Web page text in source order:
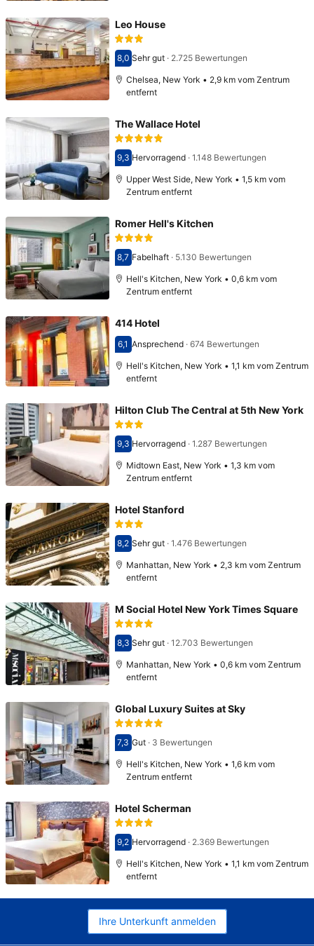
Leo House
Bewertet mit 8,0
8,0 Sehr gut· 2.725 Bewertungen
Chelsea, New York • 2,9 km vom Zentrum
entfernt
The Wallace Hotel
Bewertet mit 9,3
9,3 Hervorragend· 1.148 Bewertungen
Upper West Side, New York • 1,5 km vom
Zentrum entfernt
Romer Hell's Kitchen
Bewertet mit 8,7
8,7 Fabelhaft· 5.130 Bewertungen
Hell's Kitchen, New York • 0,6 km vom
Zentrum entfernt
414 Hotel
Bewertet mit 6,1
6,1 Ansprechend· 674 Bewertungen
Hell's Kitchen, New York • 1,1 km vom Zentrum
entfernt
Hilton Club The Central at 5th New York
Bewertet mit 9,3
9,3 Hervorragend· 1.287 Bewertungen
Midtown East, New York • 1,3 km vom
Zentrum entfernt
Hotel Stanford
Bewertet mit 8,2
8,2 Sehr gut· 1.476 Bewertungen
Manhattan, New York • 2,3 km vom Zentrum
entfernt
M Social Hotel New York Times Square
Bewertet mit 8,3
8,3 Sehr gut· 12.703 Bewertungen
Manhattan, New York • 0,6 km vom Zentrum
entfernt
Global Luxury Suites at Sky
Bewertet mit 7,3
7,3 Gut· 3 Bewertungen
Hell's Kitchen, New York • 1,6 km vom
Zentrum entfernt
Hotel Scherman
Bewertet mit 9,2
9,2 Hervorragend· 2.369 Bewertungen
Hell's Kitchen, New York • 1,1 km vom Zentrum
entfernt
Ihre Unterkunft anmelden